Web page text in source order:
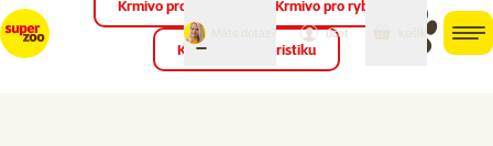
můj
účet
Krmivo pro ptáky Krmivo pro ryby
Krmivo pro teraristiku